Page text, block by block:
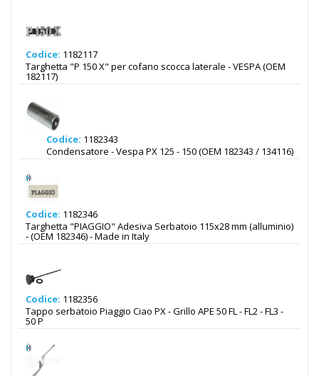
Codice: 1182117
Targhetta "P 150 X" per cofano scocca laterale - VESPA (OEM
182117)
Codice: 1182343
Condensatore - Vespa PX 125 - 150 (OEM 182343 / 134116)
Codice: 1182346
Targhetta "PIAGGIO" Adesiva Serbatoio 115x28 mm (alluminio)
- (OEM 182346) - Made in Italy
Codice: 1182356
Tappo serbatoio Piaggio Ciao PX - Grillo APE 50 FL - FL2 - FL3 -
50 P